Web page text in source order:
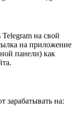
на свой
на приложение
панели) как
зарабатывать на: